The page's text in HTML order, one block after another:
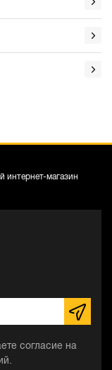
согласие на
интернет-магазин